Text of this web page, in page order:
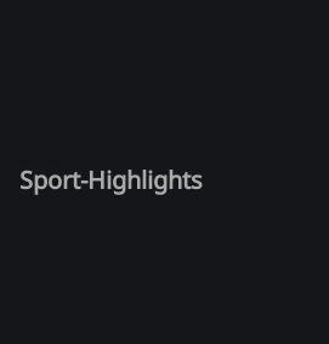
Sport-Highlights